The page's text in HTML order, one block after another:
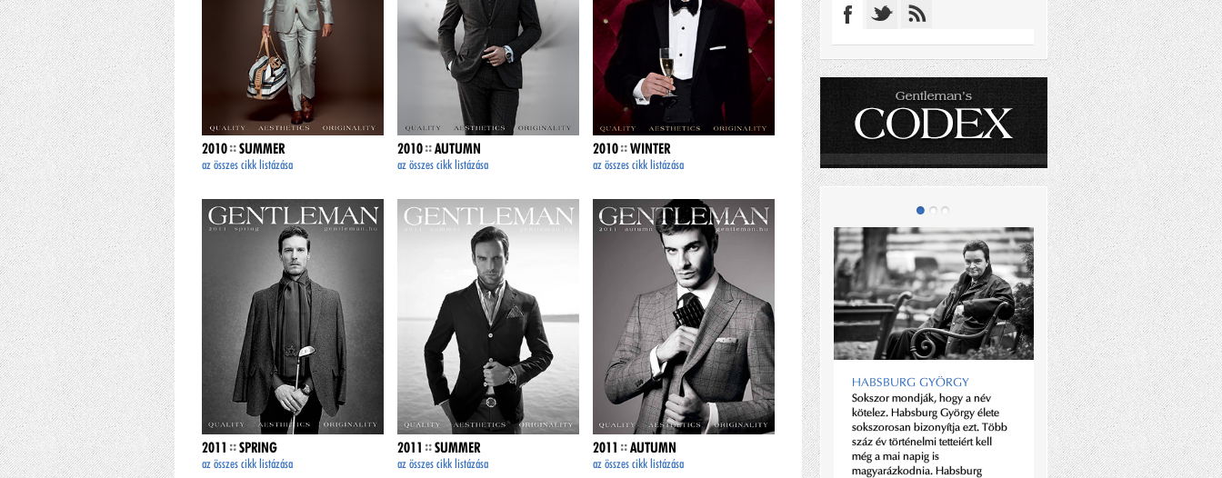
2010::SUMMER
az összes cikk listázása
2010::AUTUMN
az összes cikk listázása
2010::WINTER
az összes cikk listázása
2011 ::SPRING
az összes cikk listázása
2011 ::SUMMER
az összes cikk listázása
2011 ::AUTUMN
az összes cikk listázása
HABSBURG GYÖRGY
Sokszor mondják, hogy a név
kötelez. Habsburg György élete
sokszorosan bizonyítja ezt. Több
száz év történelmi tetteiért kell
még a mai napig is
magyarázkodnia. Habsburg
GUTEN MORGAN
Az egykor csúcstechnológiát
alkalmazó és piacvezető angol
autógyár ma is a kézi fa- és
alumínium megmunkálással,
kézzel varrott bőr belsővel,
kortalan designnal hódít. A
Morgan kiváló példa arra,...